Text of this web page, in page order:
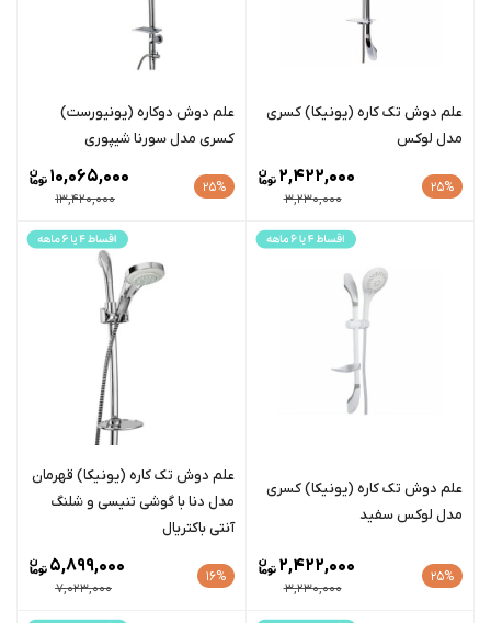
علم دوش تک کاره (یونیکا) کسری
مدل لوکس
25%
3,230,000
2,422,000
علم دوش دوکاره (یونیورست)
کسری مدل سورنا شیپوری
25%
13,420,000
10,065,000
علم دوش تک کاره (یونیکا) کسری
مدل لوکس سفید
25%
3,230,000
2,422,000
علم دوش تک کاره (یونیکا) قهرمان
مدل دنا با گوشی تنیسی و شلنگ
آنتی باکتریال
16%
7,023,000
5,899,000